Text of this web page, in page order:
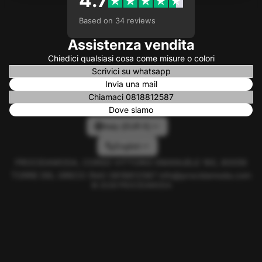
Based on 34 reviews
Assistenza vendita
Chiedici qualsiasi cosa come misure o colori
Scrivici su whatsapp
Invia una mail
Chiamaci 0818812587
Dove siamo